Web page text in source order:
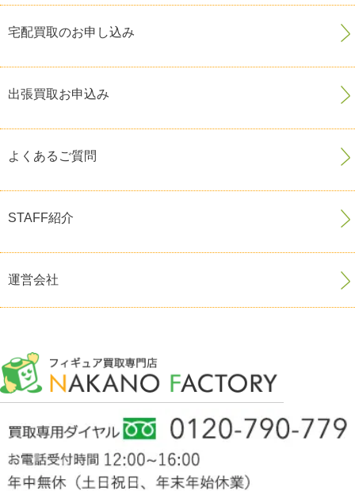
宅配買取のお申し込み
出張買取お申込み
よくあるご質問
STAFF紹介
運営会社